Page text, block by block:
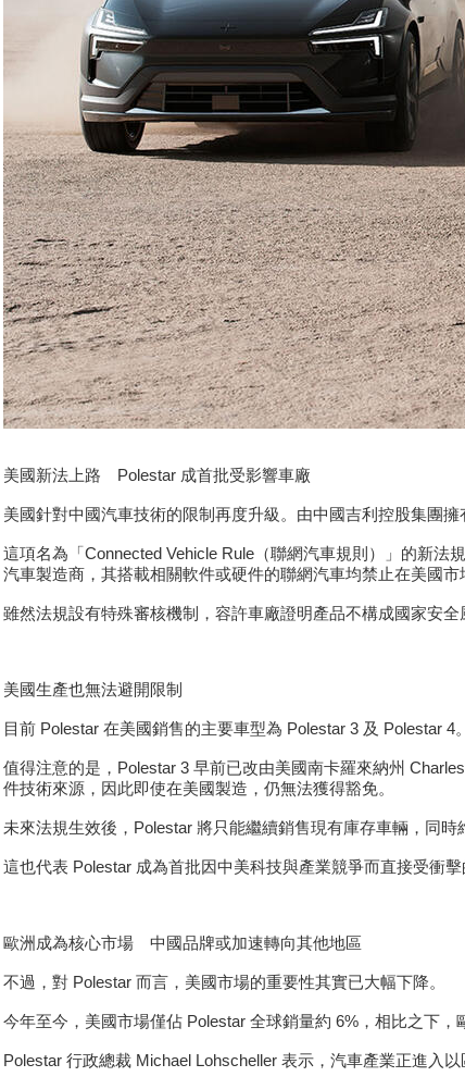
美國新法上路 Polestar 成首批受影響車廠
美國針對中國汽車技術的限制再度升級。由中國吉利控股集團
這項名為「Connected Vehicle Rule（聯網汽車規則）」的新
汽車製造商，其搭載相關軟件或硬件的聯網汽車均禁止在美國市
雖然法規設有特殊審核機制，容許車廠證明產品不構成國家安
美國生產也無法避開限制
目前 Polestar 在美國銷售的主要車型為 Polestar 3 及 Polestar 4。
值得注意的是，Polestar 3 早前已改由美國南卡羅來納州
件技術來源，因此即使在美國製造，仍無法獲得豁免。
未來法規生效後，Polestar 將只能繼續銷售現有庫存車輛，同時
這也代表 Polestar 成為首批因中美科技與產業競爭而直接受衝擊
歐洲成為核心市場 中國品牌或加速轉向其他地區
不過，對 Polestar 而言，美國市場的重要性其實已大幅下降。
今年至今，美國市場僅佔 Polestar 全球銷量約 6%，相比之下，
Polestar 行政總裁 Michael Lohscheller 表示，汽車產業正進入